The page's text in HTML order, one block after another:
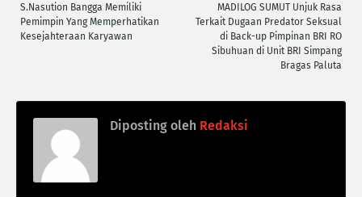
MADILOG SUMUT Unjuk Rasa
Terkait Dugaan Predator Seksual
di Back-up Pimpinan BRI RO
Sibuhuan di Unit BRI Simpang
Bragas Paluta
S.Nasution Bangga Memiliki
Pemimpin Yang Memperhatikan
Kesejahteraan Karyawan
Diposting oleh Redaksi